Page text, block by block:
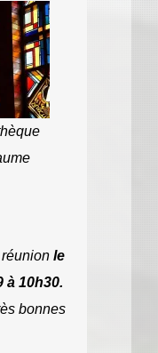
le
à 10h30.
bonnes